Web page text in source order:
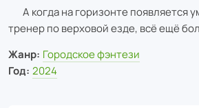
А когда на горизонте появляется
тренер по верховой езде, всё ещё
Жанр: Городское фэнтези
Год: 2024